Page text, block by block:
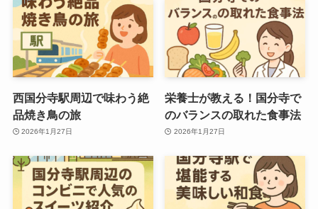
西国分寺駅周辺で味わう絶
品焼き鳥の旅
2026年1月27日
栄養士が教える！国分寺で
のバランスの取れた食事法
2026年1月27日